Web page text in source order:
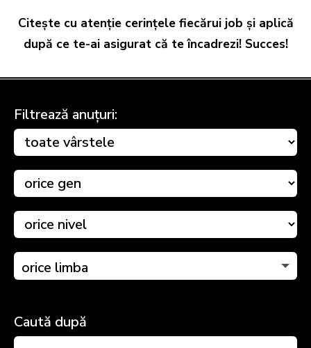
Citește cu atenție cerințele fiecărui job și aplică
după ce te-ai asigurat că te încadrezi! Succes!
Filtrează anuțuri:
orice limba
Caută după